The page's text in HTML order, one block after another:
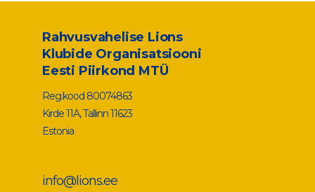
Rahvusvahelise Lions
Klubide Organisatsiooni
Eesti Piirkond MTÜ
Reg.kood 80074863
Kirde 11A, Tallinn 11623
Estonia
info@lions.ee